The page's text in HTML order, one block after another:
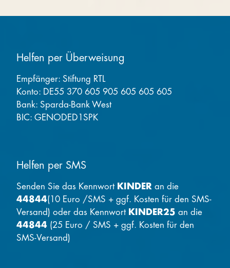
Helfen per Überweisung
Empfänger: Stiftung RTL
Konto: DE55 370 605 905 605 605 605
Bank: Sparda-Bank West
BIC: GENODED1SPK
Helfen per SMS
Senden Sie das Kennwort KINDER an die
44844(10 Euro /SMS + ggf. Kosten für den SMS-
Versand) oder das Kennwort KINDER25 an die
44844 (25 Euro / SMS + ggf. Kosten für den
SMS-Versand)